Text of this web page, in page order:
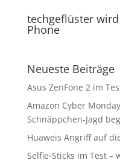
techgeflüster
Phone
Neueste Beiträge
Asus ZenFone 2 im
Amazon Cyber
Schnäppchen-Jagd
Huaweis Angriff auf
Selfie-Sticks im Test –